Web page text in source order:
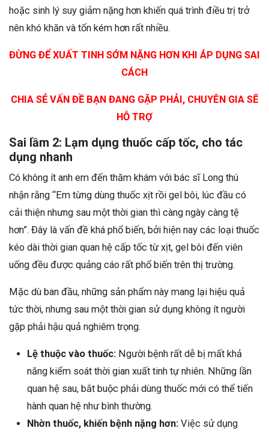
hoặc sinh lý suy giảm nặng hơn khiến quá trình điều trị trở
nên khó khăn và tốn kém hơn rất nhiều.
ĐỪNG ĐỂ XUẤT TINH SỚM NẶNG HƠN KHI ÁP DỤNG SAI
CÁCH
CHIA SẺ VẤN ĐỀ BẠN ĐANG GẶP PHẢI, CHUYÊN GIA SẼ
HỖ TRỢ
Sai lầm 2: Lạm dụng thuốc cấp tốc, cho tác
dụng nhanh
Có không ít anh em đến thăm khám với bác sĩ Long thú
nhận rằng “Em từng dùng thuốc xịt rồi gel bôi, lúc đầu có
cải thiện nhưng sau một thời gian thì càng ngày càng tệ
hơn”. Đây là vấn đề khá phổ biến, bởi hiện nay các loại thuốc
kéo dài thời gian quan hệ cấp tốc từ xịt, gel bôi đến viên
uống đều được quảng cáo rất phổ biến trên thị trường.
Mặc dù ban đầu, những sản phẩm này mang lại hiệu quả
tức thời, nhưng sau một thời gian sử dụng không ít người
gặp phải hậu quả nghiêm trọng.
Lệ thuộc vào thuốc: Người bệnh rất dễ bị mất khả
năng kiểm soát thời gian xuất tinh tự nhiên. Những lần
quan hệ sau, bắt buộc phải dùng thuốc mới có thể tiến
hành quan hệ như bình thường.
Nhờn thuốc, khiến bệnh nặng hơn: Việc sử dụng